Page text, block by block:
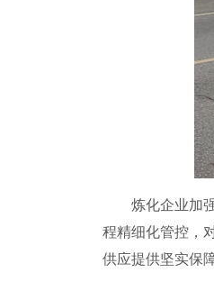
炼化企业加强
程精细化管控，
供应提供坚实保障